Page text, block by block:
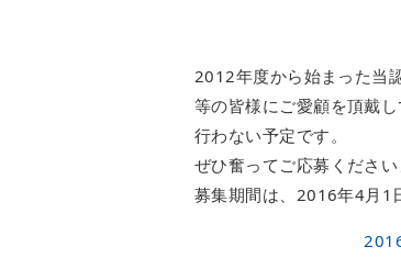
2012年度から始まった当
等の皆様にご愛顧を頂戴
行わない予定です。
ぜひ奮ってご応募くださ
募集期間は、2016年4月1